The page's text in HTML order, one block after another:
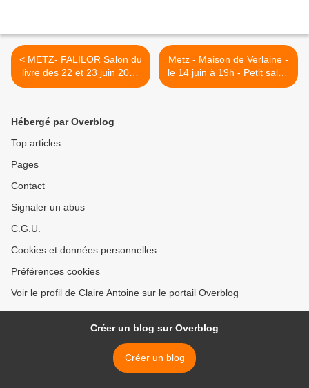
< METZ- FALILOR Salon du
livre des 22 et 23 juin 2013
aux Récollets
Metz - Maison de Verlaine -
le 14 juin à 19h - Petit salon
"Georges Périn, le poète" ,
Hébergé par Overblog
Top articles
Pages
Contact
Signaler un abus
C.G.U.
Cookies et données personnelles
Préférences cookies
Voir le profil de Claire Antoine sur le portail Overblog
Créer un blog sur Overblog
Créer un blog